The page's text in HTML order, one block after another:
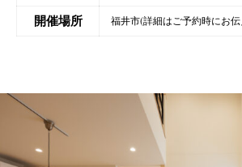
開催場所 福井市(詳細はご予約時にお